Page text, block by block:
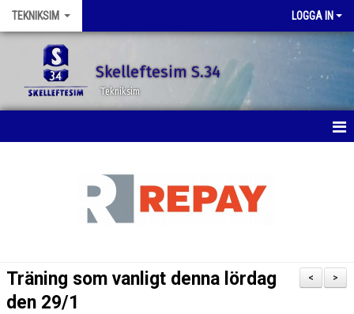
TEKNIKSIM LOGGA IN
Skelleftesim S.34
Tekniksim
DOKUMENT
>
<
Träning som vanligt denna lördag
den 29/1